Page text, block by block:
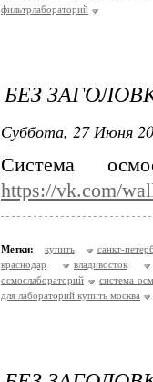
фильтрлабораторий
БЕЗ
Суббота, 27 Июня
Система
https://vk.com/
Метки: купить
санкт-
краснодар
владивосток
осмослабораторий
система
для лабораторий купить москва